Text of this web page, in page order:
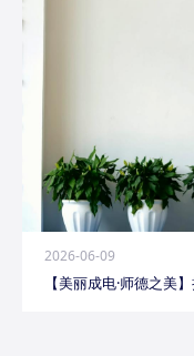
2026-06-09
【美丽成电·师德之美